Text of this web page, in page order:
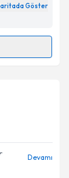
Göster
Devamı